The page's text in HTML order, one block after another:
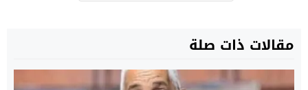
مقالات ذات صلة